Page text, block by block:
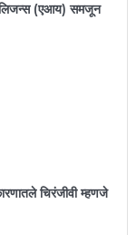
(एआय) समजून
चिरंजीवी म्हणजे